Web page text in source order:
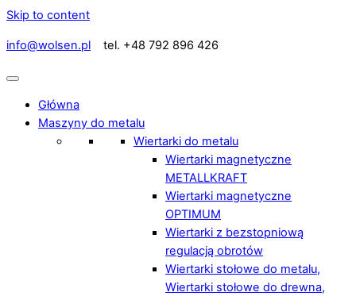
Skip to content
info@wolsen.pl tel. +48 792 896 426
Główna
Maszyny do metalu
Wiertarki do metalu
Wiertarki magnetyczne
METALLKRAFT
Wiertarki magnetyczne
OPTIMUM
Wiertarki z bezstopniową
regulacją obrotów
Wiertarki stołowe do metalu,
Wiertarki stołowe do drewna,